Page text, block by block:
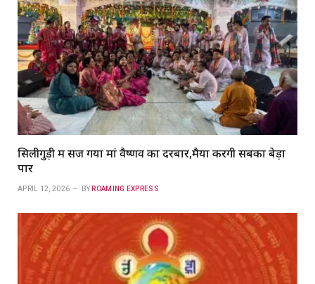
सिलीगुड़ी में सज गया मां वैष्णव का दरबार,मैया करेंगी सबका बेड़ा
पार
APRIL 12, 2026 BY ROAMING EXPRESS